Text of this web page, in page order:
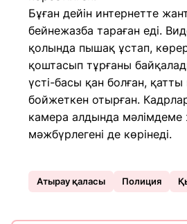
Бұған дейін интернетте
бейнежазба тараған еді.
қолында пышақ ұстап,
қоштасып тұрғаны
үсті-басы қан болған,
бойжеткен отырған.
камера алдында мәлімдеме
мәжбүрлегені де көрінеді.
Атырау қаласы Полиция